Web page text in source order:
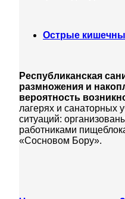
Острые
Республиканская
размножения и
вероятность
лагерях и санаторных
ситуаций:
работниками
«Сосновом Бору».